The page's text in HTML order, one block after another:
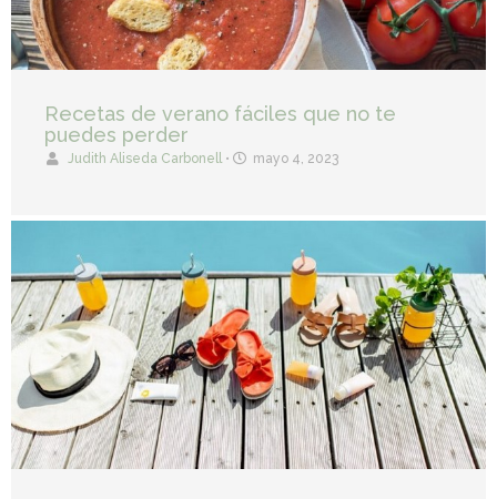
Recetas de verano fáciles que no te
puedes perder
Judith Aliseda Carbonell • mayo 4, 2023